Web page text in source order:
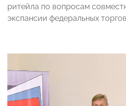
ритейла по вопросам
экспансии федеральных